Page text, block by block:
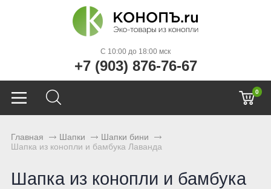
C 10:00 до 18:00 мск
+7 (903) 876-76-67
0
Главная Шапки
Шапки бини
Шапка из конопли и бамбука Лаванда
Шапка из конопли и бамбука